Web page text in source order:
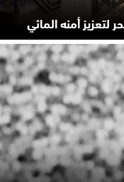
لتعزيز أمنه المائي